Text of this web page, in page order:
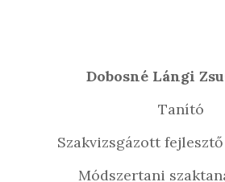
Dobosné Lángi
Tanító
Szakvizsgázott
Módszertani